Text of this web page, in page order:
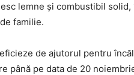
lemne și combustibil
familie.
de ajutorul pentru
până pe data de 20